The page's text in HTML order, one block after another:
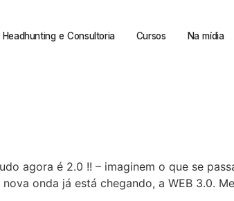
Headhunting e Consultoria Cursos Na mídia
agora é 2.0 !! – imaginem o que se
onda já está chegando, a WEB 3.0.